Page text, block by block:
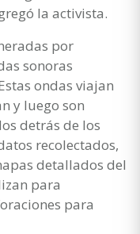
la activista.
por
sonoras
ondas viajan
y luego son
detrás de los
recolectados,
detallados del
para
para